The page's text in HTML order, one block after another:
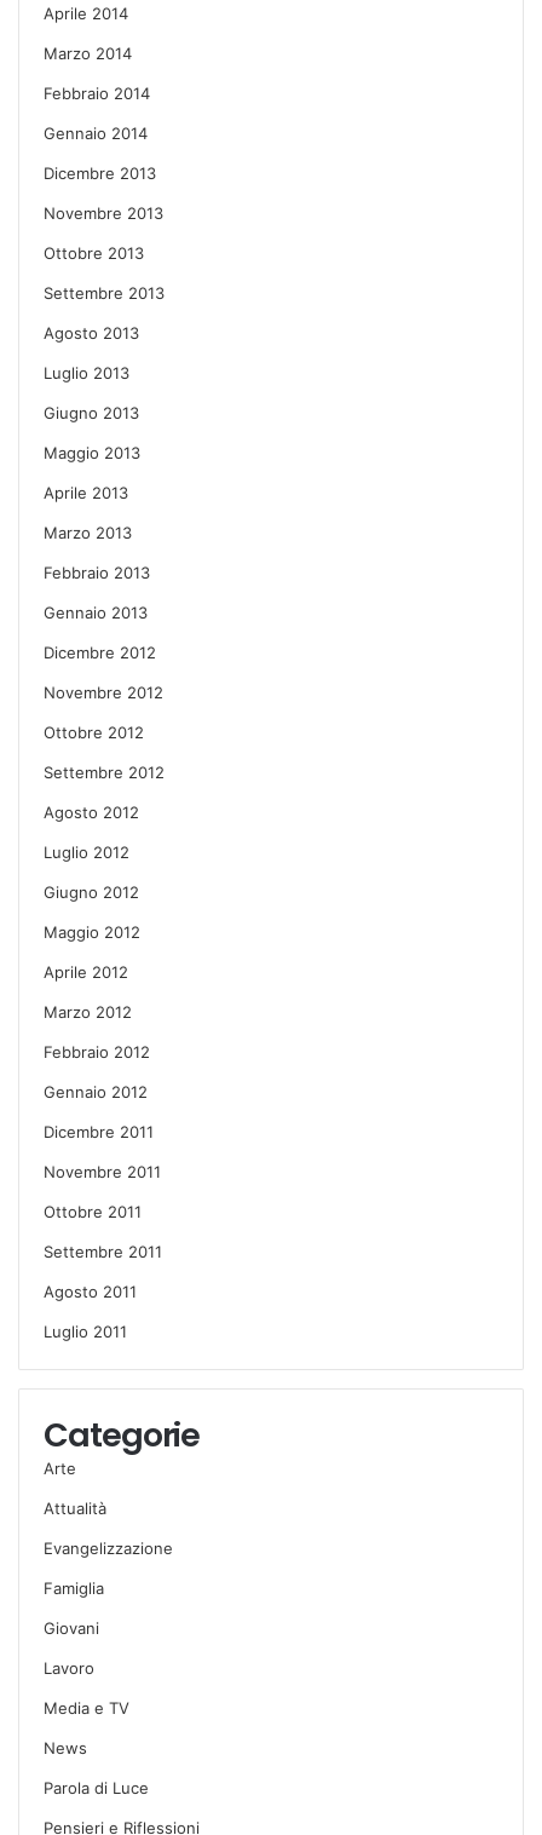
Aprile 2014
Marzo 2014
Febbraio 2014
Gennaio 2014
Dicembre 2013
Novembre 2013
Ottobre 2013
Settembre 2013
Agosto 2013
Luglio 2013
Giugno 2013
Maggio 2013
Aprile 2013
Marzo 2013
Febbraio 2013
Gennaio 2013
Dicembre 2012
Novembre 2012
Ottobre 2012
Settembre 2012
Agosto 2012
Luglio 2012
Giugno 2012
Maggio 2012
Aprile 2012
Marzo 2012
Febbraio 2012
Gennaio 2012
Dicembre 2011
Novembre 2011
Ottobre 2011
Settembre 2011
Agosto 2011
Luglio 2011
Categorie
Arte
Attualità
Evangelizzazione
Famiglia
Giovani
Lavoro
Media e TV
News
Parola di Luce
Pensieri e Riflessioni